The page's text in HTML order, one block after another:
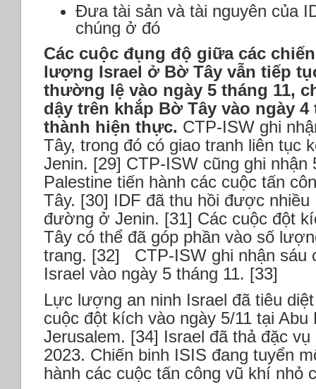
Đưa tài sản và tài nguyên của
chúng ở đó
Các cuộc đụng độ giữa các
lượng Israel ở Bờ Tây vẫn tiếp
thường lệ vào ngày 5 tháng 11,
dậy trên khắp Bờ Tây vào ngày
thành hiện thực. CTP-ISW ghi
Tây, trong đó có giao tranh liên tục
Jenin. [29] CTP-ISW cũng ghi
Palestine tiến hành các cuộc tấn
Tây. [30] IDF đã thu hồi được
đường ở Jenin. [31] Các cuộc đột
Tây có thể đã góp phần vào số
trang. [32]
CTP-ISW ghi nhận sáu
Israel vào ngày 5 tháng 11. [33]
Lực lượng an ninh Israel đã tiêu
cuộc đột kích vào ngày 5/11 tại Abu
Jerusalem. [34] Israel đã thả đặc
2023. Chiến binh ISIS đang tuyển
hành các cuộc tấn công vũ khí nhỏ